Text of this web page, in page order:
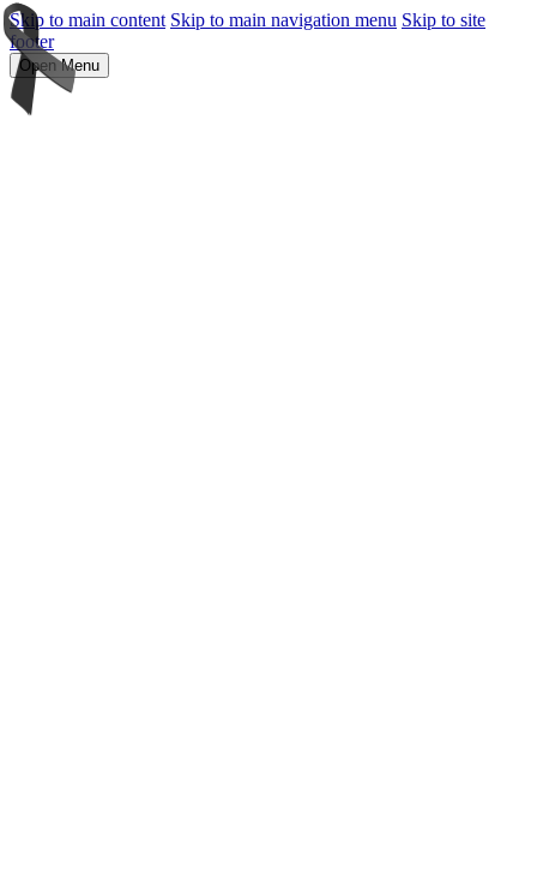
Skip to main content Skip to main navigation menu Skip to site
footer
Open Menu